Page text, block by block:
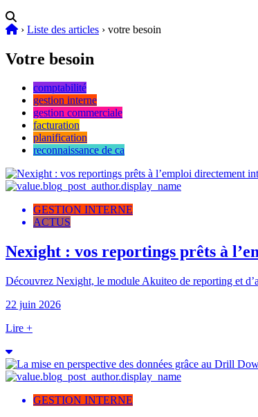
› Liste des articles › votre besoin
Votre besoin
comptabilité
gestion interne
gestion commerciale
facturation
planification
reconnaissance de ca
GESTION INTERNE
ACTUS
Nexight : vos reportings prêts à
Découvrez Nexight, le module Akuiteo de reporting et
22 juin 2026
Lire +
GESTION INTERNE